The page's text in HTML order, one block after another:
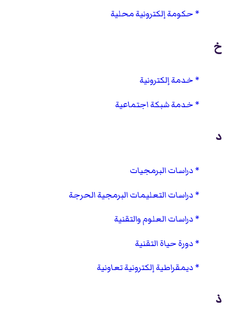
حكومة إلكترونية محلية
خ
خدمة إلكترونية
خدمة شبكة اجتماعية
د
دراسات البرمجيات
دراسات التعليمات البرمجية الحرجة
دراسات العلوم والتقنية
دورة حياة التقنية
ديمقراطية إلكترونية تعاونية
ذ